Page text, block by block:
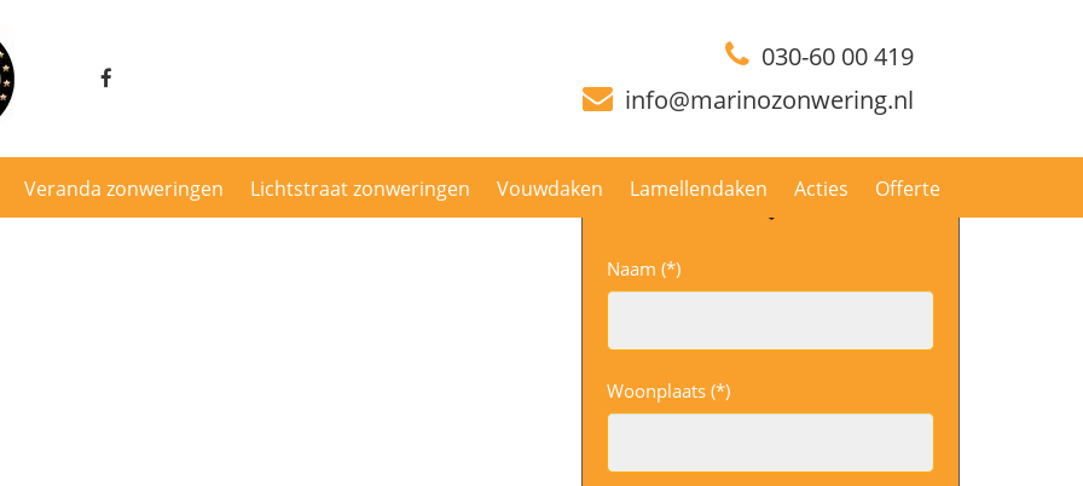
030-60 00 419
info@marinozonwering.nl
Veranda zonweringen Lichtstraat zonweringen Vouwdaken Lamellendaken Acties Offerte
Onder montage
montage
montage
Naam (*)
Woonplaats (*)